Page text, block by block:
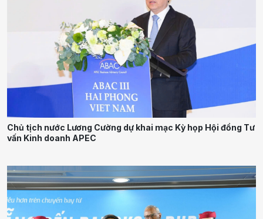
Chủ tịch nước Lương Cường dự khai mạc Kỳ họp Hội đồng Tư
vấn Kinh doanh APEC